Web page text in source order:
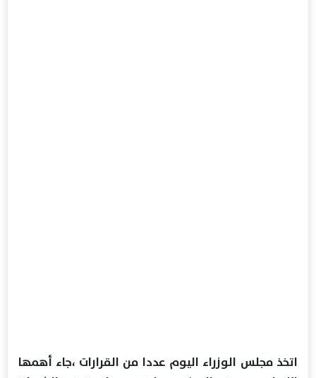
اتخذ مجلس الوزراء اليوم عددا من القرارات ،جاء أهمها